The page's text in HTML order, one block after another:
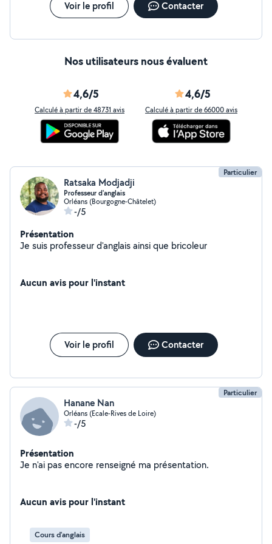
J'effectue tout mes proposition de cours d'anglais et
Voir le profil Contacter
Nos utilisateurs nous évaluent
4,6/5
Calculé à partir de 48731 avis
4,6/5
Calculé à partir de 66000 avis
Particulier
Ratsaka Modjadji
Professeur d'anglais
Orléans (Bourgogne-Châtelet)
-/5
Présentation
Je suis professeur d'anglais ainsi que bricoleur
Aucun avis pour l'instant
Voir le profil Contacter
Particulier
Hanane Nan
Orléans (Ecale-Rives de Loire)
-/5
Présentation
Je n'ai pas encore renseigné ma présentation.
Aucun avis pour l'instant
Cours d'anglais